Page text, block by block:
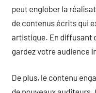
peut englober la
de contenus écrits qui
artistique. En diffusant
gardez votre audience
De plus, le contenu